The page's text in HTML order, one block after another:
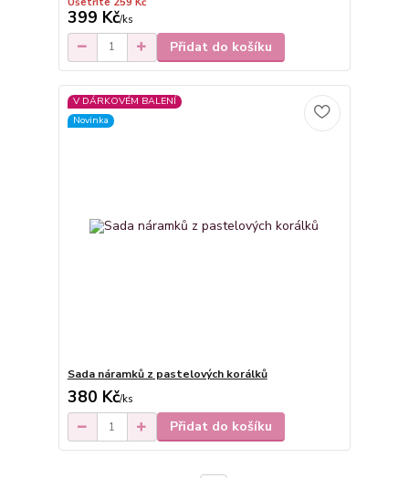
399 Kč/ks
Přidat do košíku
V DÁRKOVÉM BALENÍ
Novinka
Sada náramků z pastelových korálků
380 Kč/ks
Přidat do košíku